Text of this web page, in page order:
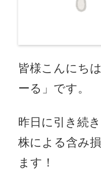
皆様こんにち
ーる」です。
昨日に引き続
株による含み
ます！